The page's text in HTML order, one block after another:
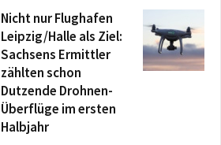
Nicht nur Flughafen
Leipzig/Halle als Ziel:
Sachsens Ermittler
zählten schon
Dutzende Drohnen-
Überflüge im ersten
Halbjahr